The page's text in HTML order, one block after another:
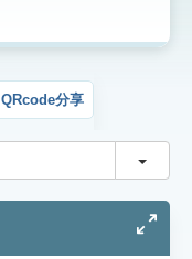
QRcode分享
切換